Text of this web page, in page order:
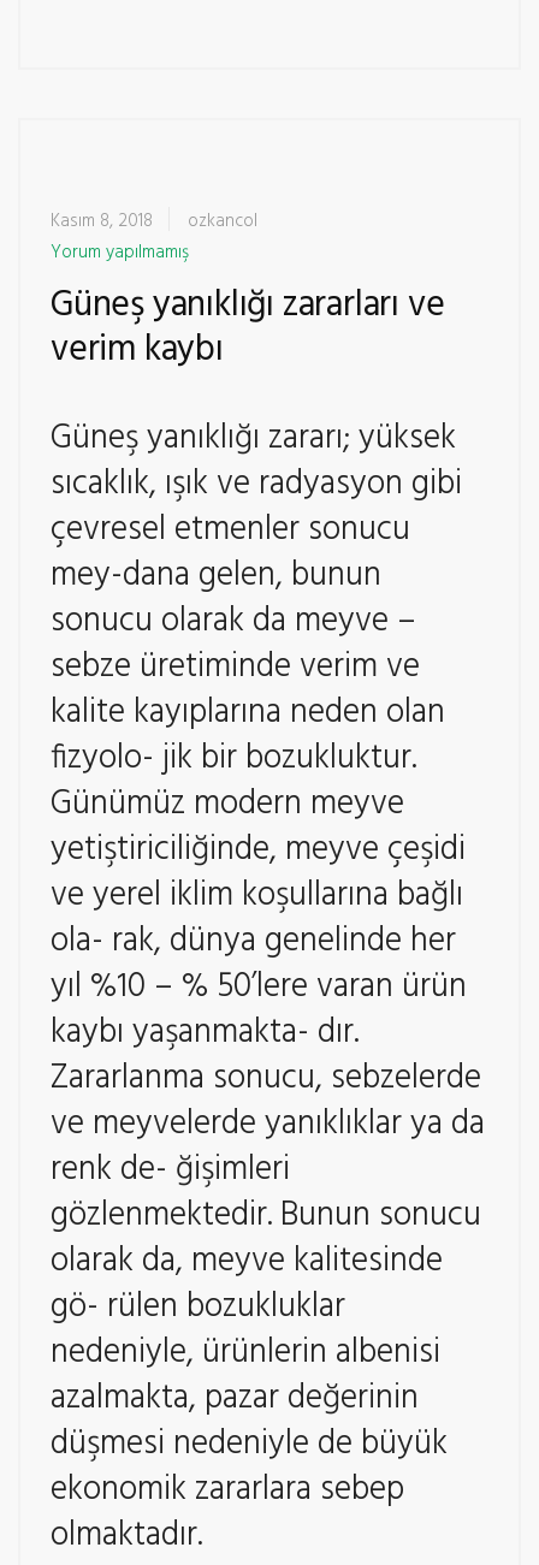
Kasım 8, 2018
ozkancol
Yorum yapılmamış
Güneş yanıklığı zararları ve
verim kaybı
Güneş yanıklığı zararı; yüksek
sıcaklık, ışık ve radyasyon gibi
çevresel etmenler sonucu
mey-dana gelen, bunun
sonucu olarak da meyve –
sebze üretiminde verim ve
kalite kayıplarına neden olan
fizyolo- jik bir bozukluktur.
Günümüz modern meyve
yetiştiriciliğinde, meyve çeşidi
ve yerel iklim koşullarına bağlı
ola- rak, dünya genelinde her
yıl %10 – % 50’lere varan ürün
kaybı yaşanmakta- dır.
Zararlanma sonucu, sebzelerde
ve meyvelerde yanıklıklar ya da
renk de- ğişimleri
gözlenmektedir. Bunun sonucu
olarak da, meyve kalitesinde
gö- rülen bozukluklar
nedeniyle, ürünlerin albenisi
azalmakta, pazar değerinin
düşmesi nedeniyle de büyük
ekonomik zararlara sebep
olmaktadır.